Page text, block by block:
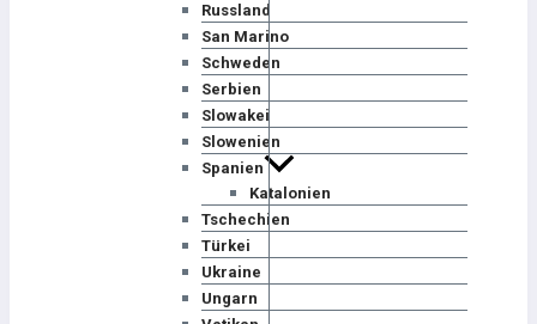
Russland
San Marino
Schweden
Serbien
Slowakei
Slowenien
Spanien
Katalonien
Tschechien
Türkei
Ukraine
Ungarn